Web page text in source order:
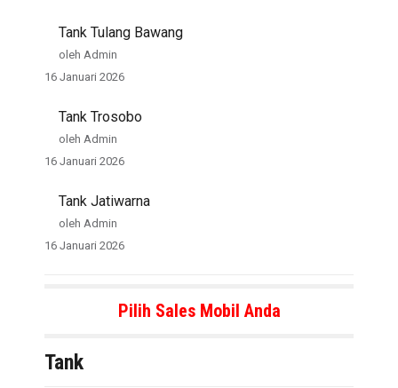
Tank Tulang Bawang
oleh Admin
16 Januari 2026
Tank Trosobo
oleh Admin
16 Januari 2026
Tank Jatiwarna
oleh Admin
16 Januari 2026
Pilih Sales Mobil Anda
Tank